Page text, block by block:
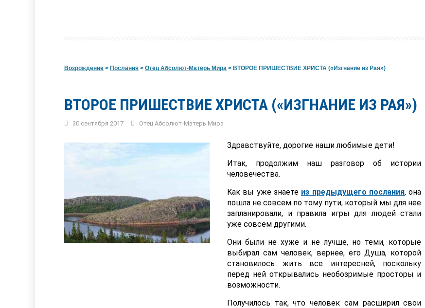
Возрождение > Послания > Отец Абсолют-Матерь Мира > ВТОРОЕ ПРИШЕСТВИЕ ХРИСТА («Изгнание из Рая»)
ВТОРОЕ ПРИШЕСТВИЕ ХРИСТА («ИЗГНАНИЕ ИЗ РАЯ»)
30 сентября 2017 Отец Абсолют-Матерь Мира
Здравствуйте, дорогие наши любимые дети!
Итак, продолжим наш разговор об истории
человечества.
Как вы уже знаете из предыдущего послания, она
пошла не совсем по тому пути, который мы для нее
запланировали, и правила игры для людей стали
уже совсем другими.
Они были не хуже и не лучше, но теми, которые
выбирал сам человек, вернее, его Душа, которой
становилось жить все интересней, поскольку
перед ней открывались необозримые просторы и
возможности.
Получилось так, что человек сам расширил свои